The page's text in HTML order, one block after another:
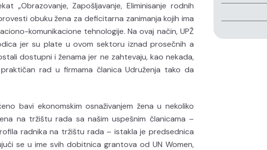
„Obrazovanje, Zapošljavanje, Eliminisanje rodnih
obuku žena za deficitarna zanimanja kojih ima
komunikacione tehnologije. Na ovaj način, UPŽ
jer su plate u ovom sektoru iznad prosečnih a
dostupni i ženama jer ne zahtevaju, kao nekada,
rad u firmama članica Udruženja tako da
bavi ekonomskim osnaživanjem žena u nekoliko
na tržištu rada sa našim uspešnim članicama –
radnika na tržištu rada – istakla je predsednica
se u ime svih dobitnica grantova od UN Women,